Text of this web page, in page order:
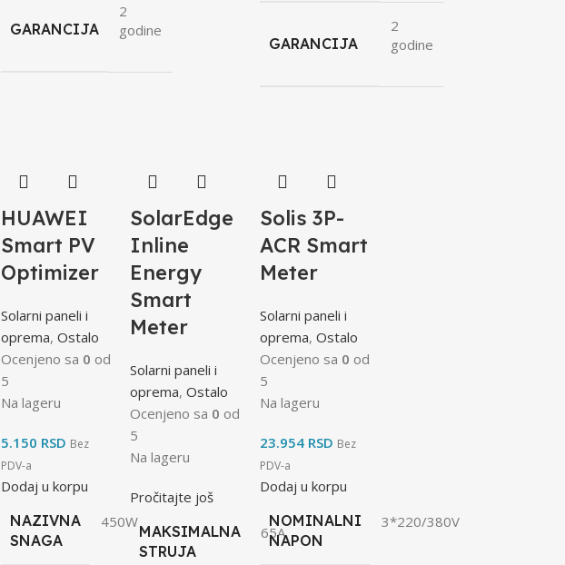
GARANCIJA
2
godine
GARANCIJA
2
godine
HUAWEI
Smart PV
Optimizer
Solarni paneli i
oprema, Ostalo
Ocenjeno sa 0 od
5
Na lageru
5.150 RSD Bez
PDV-a
Dodaj u korpu
NAZIVNA
SNAGA
450W
SolarEdge
Inline
Energy
Smart
Meter
Solarni paneli i
oprema, Ostalo
Ocenjeno sa 0 od
5
Na lageru
Pročitajte još
MAKSIMALNA
STRUJA
65A
Solis 3P-
ACR Smart
Meter
Solarni paneli i
oprema, Ostalo
Ocenjeno sa 0 od
5
Na lageru
23.954 RSD Bez
PDV-a
Dodaj u korpu
NOMINALNI
NAPON
3*220/380V